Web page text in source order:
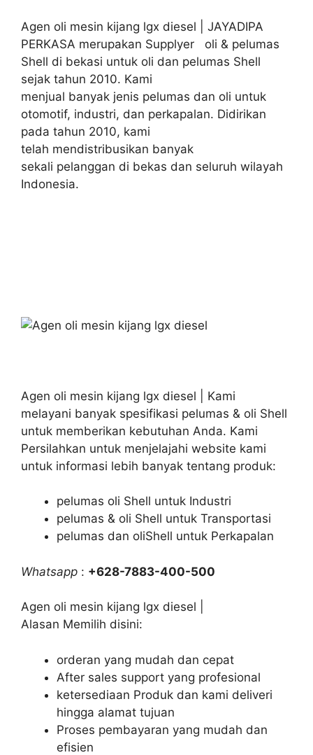
Agen oli mesin kijang lgx diesel | JAYADIPA
PERKASA merupakan Supplyer oli & pelumas
Shell di bekasi untuk oli dan pelumas Shell
sejak tahun 2010. Kami
menjual banyak jenis pelumas dan oli untuk
otomotif, industri, dan perkapalan. Didirikan
pada tahun 2010, kami
telah mendistribusikan banyak
sekali pelanggan di bekas dan seluruh wilayah
Indonesia.
Agen oli mesin kijang lgx diesel | Kami
melayani banyak spesifikasi pelumas & oli Shell
untuk memberikan kebutuhan Anda. Kami
Persilahkan untuk menjelajahi website kami
untuk informasi lebih banyak tentang produk:
pelumas oli Shell untuk Industri
pelumas & oli Shell untuk Transportasi
pelumas dan oliShell untuk Perkapalan
Whatsapp : +628-7883-400-500
Agen oli mesin kijang lgx diesel |
Alasan Memilih disini:
orderan yang mudah dan cepat
After sales support yang profesional
ketersediaan Produk dan kami deliveri
hingga alamat tujuan
Proses pembayaran yang mudah dan
efisien